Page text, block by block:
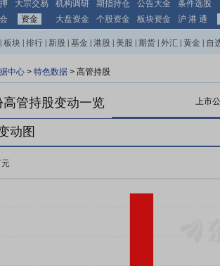
大宗交易 机构调研 期指持仓 公告大全 条件选股
资金 大盘资金 个股资金 板块资金 沪 港 通
板块 排行 新股 基金 港股 美股 期货 外汇 黄金 自
中心 > 特色数据 > 高管持股
高管持股变动一览 上市
动图